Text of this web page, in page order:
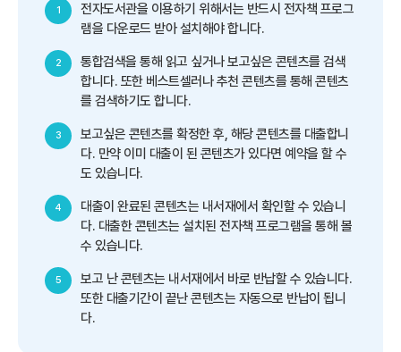
1
전자도서관을 이용하기 위해서는 반드시 전자책 프로그
램을 다운로드 받아 설치해야 합니다.
2
통합검색을 통해 읽고 싶거나 보고싶은 콘텐츠를 검색
합니다. 또한 베스트셀러나 추천 콘텐츠를 통해 콘텐츠
를 검색하기도 합니다.
3
보고싶은 콘텐츠를 확정한 후, 해당 콘텐츠를 대출합니
다. 만약 이미 대출이 된 콘텐츠가 있다면 예약을 할 수
도 있습니다.
4
대출이 완료된 콘텐츠는 내서재에서 확인할 수 있습니
다. 대출한 콘텐츠는 설치된 전자책 프로그램을 통해 볼
수 있습니다.
5
보고 난 콘텐츠는 내서재에서 바로 반납할 수 있습니다.
또한 대출기간이 끝난 콘텐츠는 자동으로 반납이 됩니
다.